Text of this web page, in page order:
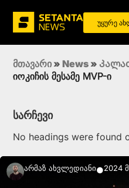
უყურე
მთავარი » News »
იოკიჩის მესამე MVP-ი
სარჩევი
No headings were found
Არმაზ Ახვლედიანი●2024